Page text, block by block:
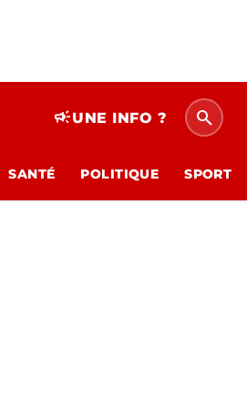
campaignUNE INFO ? search
SANTÉ POLITIQUE SPORT